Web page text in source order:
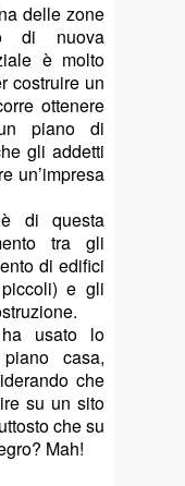
delle zone
di nuova
è molto
costruire un
ottenere
piano di
gli addetti
un’impresa
di questa
tra gli
di edifici
e gli
usato lo
casa,
che
su un sito
che su
Mah!